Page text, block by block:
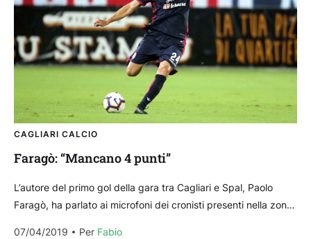
CAGLIARI CALCIO
Faragò: “Mancano 4 punti”
L’autore del primo gol della gara tra Cagliari e Spal, Paolo
Faragò, ha parlato ai microfoni dei cronisti presenti nella zona
07/04/2019
Per Fabio